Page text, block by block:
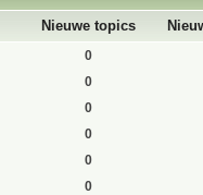
Nieuwe topics
0
0
0
0
0
0